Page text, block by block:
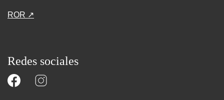
ROR ↗
Redes sociales